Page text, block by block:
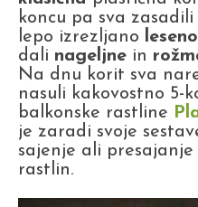
koncu pa sva
lepo izrezljano
dali nageljne in
Na dnu korit sva
nasuli kakovostno 5-
balkonske rastline
je zaradi svoje
sajenje ali presajanje
rastlin.